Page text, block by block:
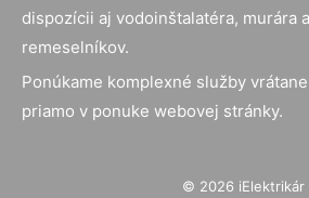
dispozícii aj vodoinštalatéra, murára
remeselníkov.
Ponúkame komplexné služby
priamo v ponuke webovej stránky.
© 2026 iElektrikár